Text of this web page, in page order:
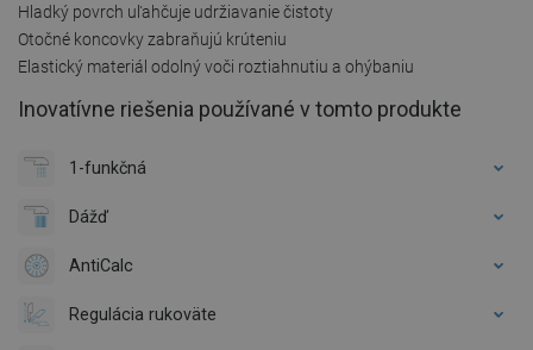
Hladký povrch uľahčuje udržiavanie čistoty
Otočné koncovky zabraňujú krúteniu
Elastický materiál odolný voči roztiahnutiu a ohýbaniu
Inovatívne riešenia používané v tomto produkte
1-funkčná
Dážď
AntiCalc
Regulácia rukoväte